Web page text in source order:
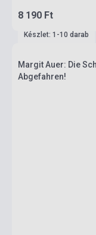
8 190 Ft
Készlet: 1-10 darab
Margit Auer: Die
Abgefahren!